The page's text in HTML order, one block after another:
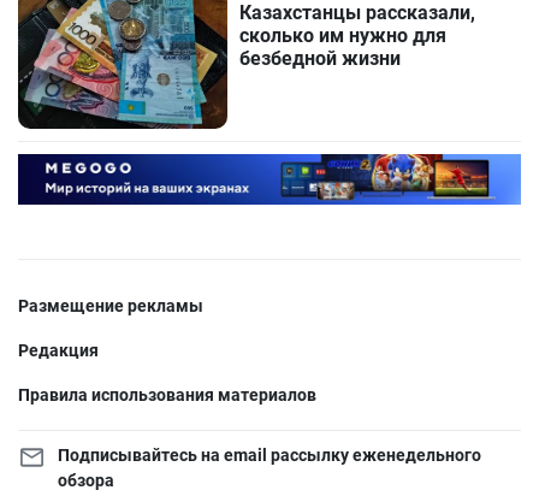
Казахстанцы рассказали,
сколько им нужно для
безбедной жизни
Размещение рекламы
Редакция
Правила использования материалов
Подписывайтесь на email рассылку еженедельного
обзора